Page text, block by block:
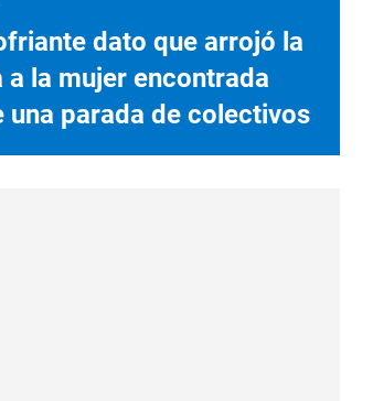
dato que arrojó la
a la mujer encontrada
una parada de colectivos